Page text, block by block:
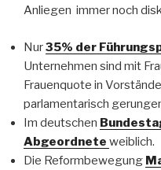
Anliegen immer noch
Nur35% der
Unternehmen sind mit
Frauenquote in
parlamentarisch
Im deutschen
Abgeordnete weiblich.
Die Reformbewegung